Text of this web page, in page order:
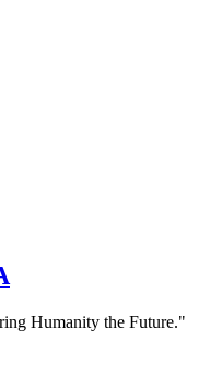
Humanity the Future."